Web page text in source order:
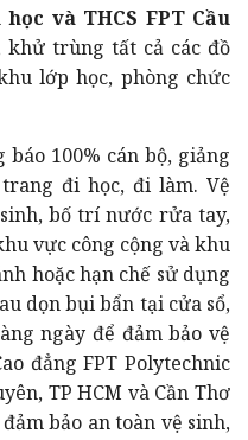
và THCS FPT Cầu
trùng tất cả các đồ
lớp học, phòng chức
báo 100% cán bộ, giảng
đi học, đi làm. Vệ
bố trí nước rửa tay,
vực công cộng và khu
hoặc hạn chế sử dụng
dọn bụi bẩn tại cửa sổ,
ngày để đảm bảo vệ
đẳng FPT Polytechnic
TP HCM và Cần Thơ
bảo an toàn vệ sinh,